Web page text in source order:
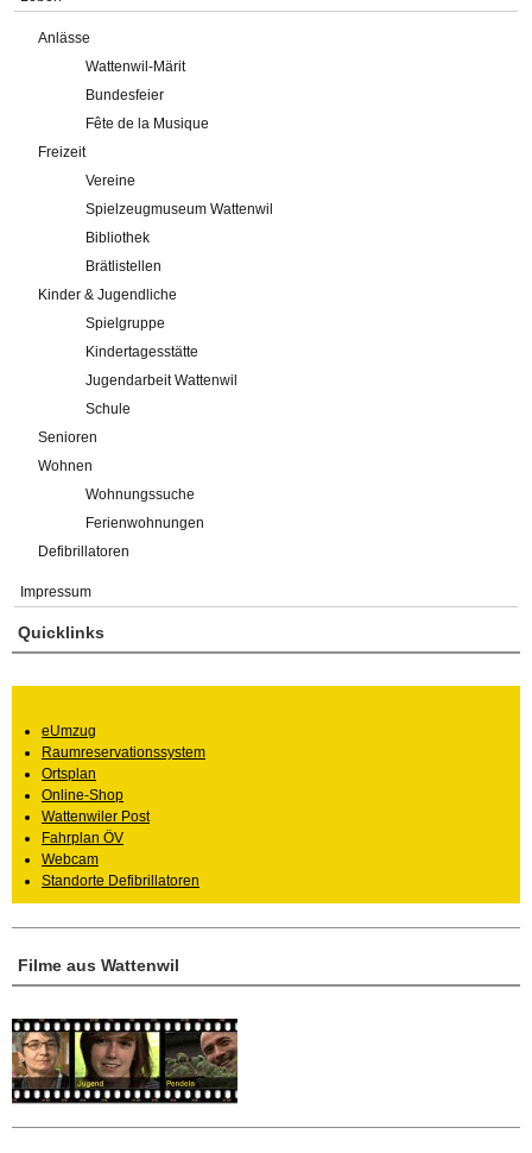
Anlässe
Wattenwil-Märit
Bundesfeier
Fête de la Musique
Freizeit
Vereine
Spielzeugmuseum Wattenwil
Bibliothek
Brätlistellen
Kinder & Jugendliche
Spielgruppe
Kindertagesstätte
Jugendarbeit Wattenwil
Schule
Senioren
Wohnen
Wohnungssuche
Ferienwohnungen
Defibrillatoren
Impressum
Filme aus Wattenwil
Quicklinks
eUmzug
Raumreservationssystem
Ortsplan
Online-Shop
Wattenwiler Post
Fahrplan ÖV
Webcam
Standorte Defibrillatoren